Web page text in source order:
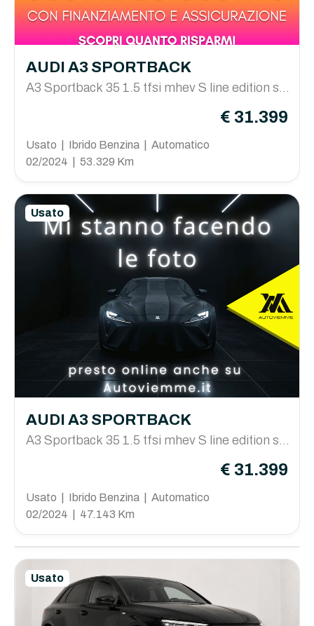
AUDI A3 SPORTBACK
A3 Sportback 35 1.5 tfsi mhev S line edition s-tr
€ 31.399
Usato | Ibrido Benzina | Automatico
02/2024 | 53.329 Km
Usato
AUDI A3 SPORTBACK
A3 Sportback 35 1.5 tfsi mhev S line edition s-tr
€ 31.399
Usato | Ibrido Benzina | Automatico
02/2024 | 47.143 Km
Usato